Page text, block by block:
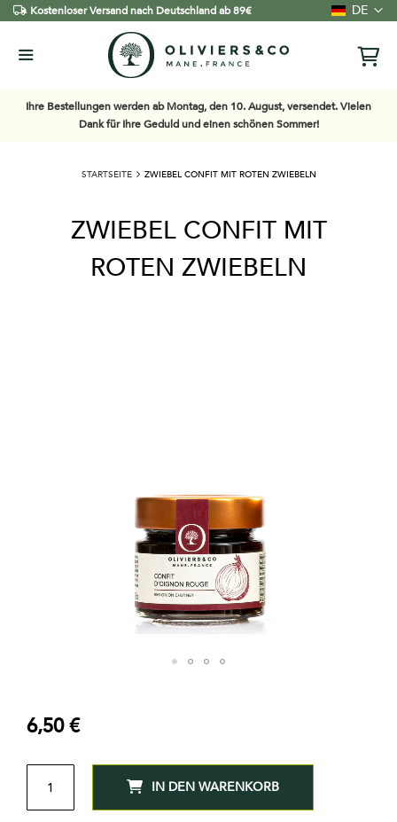
Kostenloser Versand nach Deutschland ab 89€ Sprache
DE
Ihre Bestellungen werden ab Montag, den 10. August, versendet. Vielen
Dank für Ihre Geduld und einen schönen Sommer!
der
Bildgalerie
STARTSEITE ZWIEBEL CONFIT MIT ROTEN ZWIEBELN
ZWIEBEL CONFIT MIT
ROTEN ZWIEBELN
6,50 €
MENGE
IN DEN WARENKORB